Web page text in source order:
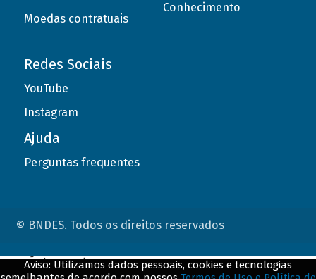
Moedas contratuais
Conhecimento
Redes Sociais
YouTube
Instagram
Ajuda
Perguntas frequentes
© BNDES. Todos os direitos reservados
Aviso: Utilizamos dados pessoais, cookies e tecnologias
ConteÃºdo complementar